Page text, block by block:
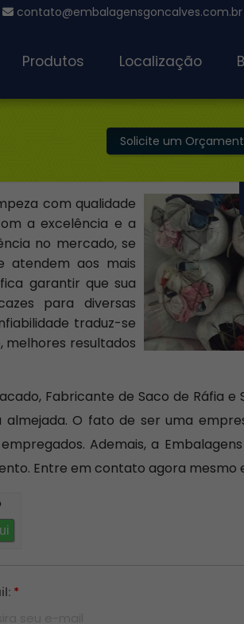
contato@embalagensgoncalves.com.br
Produtos Localização
Solicite um
com qualidade
a excelência e a
no mercado, se
atendem aos mais
garantir que sua
para diversas
traduz-se
melhores resultados
Fabricante de Saco de Ráfia e
O fato de ser uma
Ademais, a
Entre em contato agora mesmo
*